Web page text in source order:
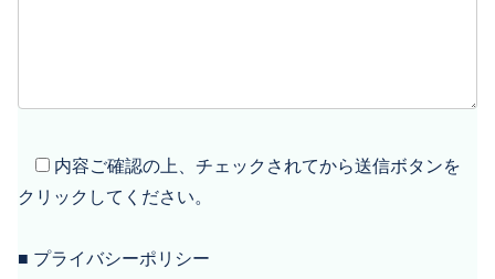
内容ご確認の上、チェックされてから送信ボタンを
クリックしてください。
■ プライバシーポリシー